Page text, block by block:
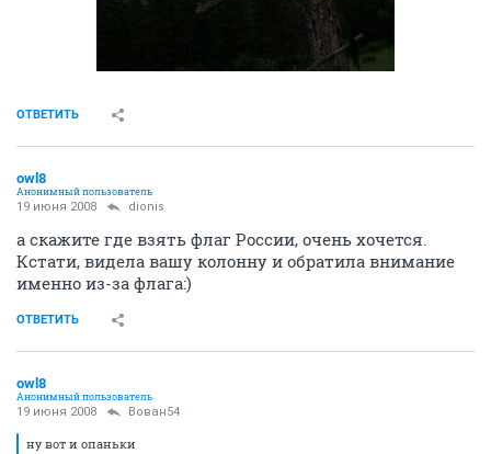
ОТВЕТИТЬ
owl8
Анонимный пользователь
19 июня 2008 dionis
а скажите где взять флаг России, очень хочется.
Кстати, видела вашу колонну и обратила внимание
именно из-за флага:)
ОТВЕТИТЬ
owl8
Анонимный пользователь
19 июня 2008 Вован54
ну вот и опаньки